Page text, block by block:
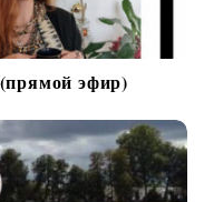
эфир)